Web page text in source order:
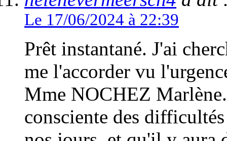
Le 17/06/2024 à 22:39
Prêt instantané. J'ai
me l'accorder vu
Mme NOCHEZ
consciente des